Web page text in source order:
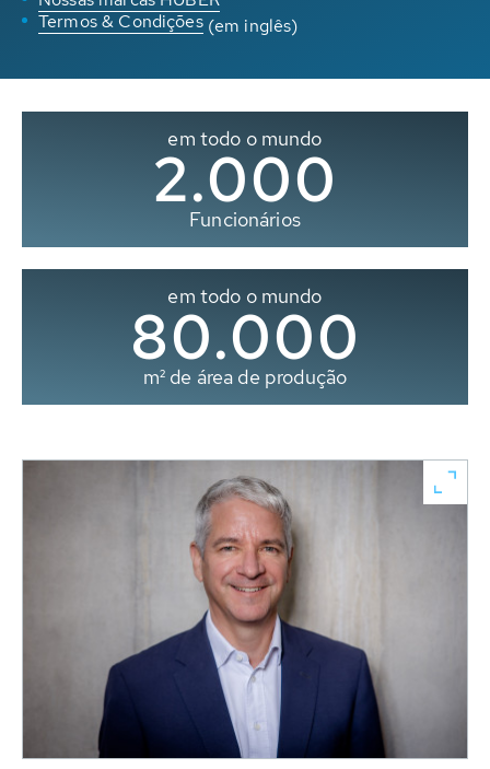
Termos & Condições (em inglês)
em todo o mundo
2.000
Funcionários
em todo o mundo
80.000
m² de área de produção